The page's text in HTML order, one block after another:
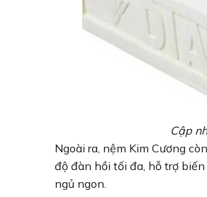
Cập
Ngoài ra, nệm Kim Cương
độ đàn hồi tối đa, hỗ trợ
ngủ ngon.